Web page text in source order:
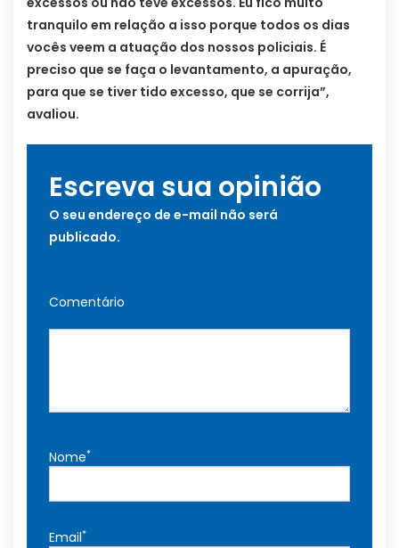
tranquilo em relação a isso porque todos os dias
vocês veem a atuação dos nossos policiais. É
preciso que se faça o levantamento, a apuração,
para que se tiver tido excesso, que se corrija”,
avaliou.
Escreva sua opinião
O seu endereço de e-mail não será
publicado.
Comentário
Nome*
Email*